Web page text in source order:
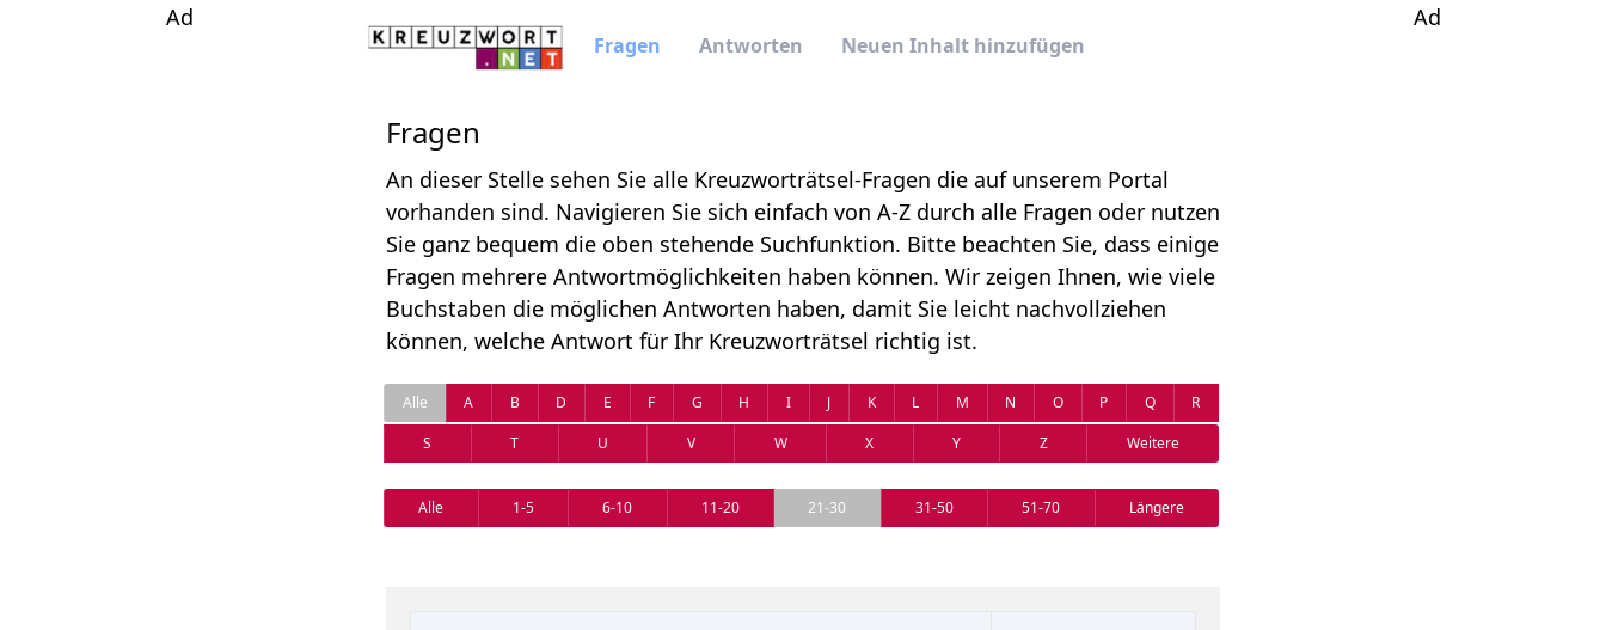
Fragen Antworten Neuen Inhalt hinzufügen
Ad Ad
Fragen
An dieser Stelle sehen Sie alle Kreuzworträtsel-Fragen die auf unserem Portal
vorhanden sind. Navigieren Sie sich einfach von A-Z durch alle Fragen oder nutzen
Sie ganz bequem die oben stehende Suchfunktion. Bitte beachten Sie, dass einige
Fragen mehrere Antwortmöglichkeiten haben können. Wir zeigen Ihnen, wie viele
Buchstaben die möglichen Antworten haben, damit Sie leicht nachvollziehen
können, welche Antwort für Ihr Kreuzworträtsel richtig ist.
Alle A B D E F G H I J K L M N O P Q
R
S
T U V W X Y Z Weitere
Alle 1-5 6-10 11-20 21-30 31-50 51-70 Längere